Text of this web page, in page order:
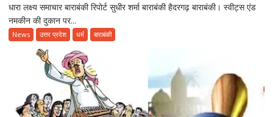
Haidargadh
वाला
धारा लक्ष्य समाचार बाराबंकी रिपोर्ट सुधीर शर्मा बाराबंकी हैदरगढ़ बाराबंकी। स्वीट्स एंड
नमकीन की दुकान पर...
News उत्तर प्रदेश धर्म बाराबंकी